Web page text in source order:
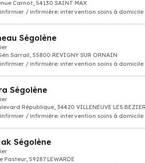
Carnot, 54130 SAINT MAX
/ infirmière: intervention soins à domicile
Ségolène
Sarrail, 55800 REVIGNY SUR ORNAIN
/ infirmière: intervention soins à domicile
Ségolène
République, 34420 VILLENEUVE LES
/ infirmière: intervention soins à domicile
Ségolène
Pasteur, 59287 LEWARDE